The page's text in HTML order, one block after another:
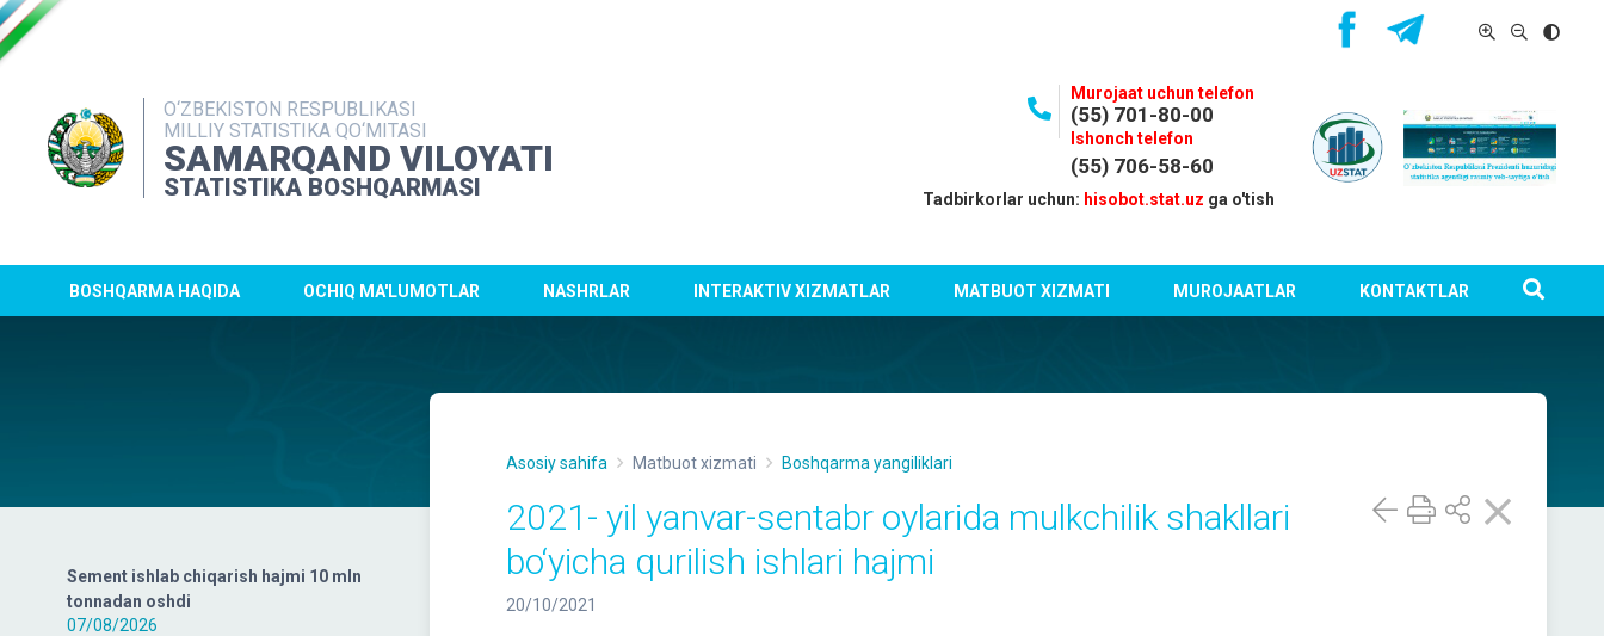
O‘ZBEKISTON RESPUBLIKASI
MILLIY STATISTIKA QO‘MITASI
SAMARQAND VILOYATI
STATISTIKA BOSHQARMASI
Murojaat uchun telefon
(55) 701-80-00
Ishonch telefon
(55) 706-58-60
Tadbirkorlar uchun: hisobot.stat.uz ga o'tish
BOSHQARMA HAQIDA OCHIQ MA'LUMOTLAR NASHRLAR INTERAKTIV XIZMATLAR MATBUOT XIZMATI MUROJAATLAR KONTAKTLAR
Sement ishlab chiqarish hajmi 10 mln
tonnadan oshdi
07/08/2026
Asosiy sahifa Matbuot xizmati Boshqarma yangiliklari
2021- yil yanvar-sentabr oylarida mulkchilik shakllari
bo‘yicha qurilish ishlari hajmi
20/10/2021